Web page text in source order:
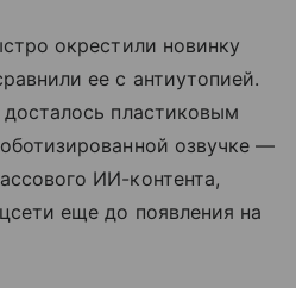
окрестили новинку
ее с антиутопией.
пластиковым
озвучке —
ИИ-контента,
еще до появления на